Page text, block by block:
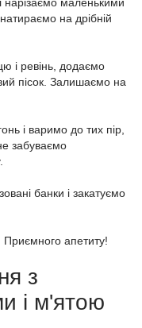
на дрібній
і ревінь, додаємо
пісок. Залишаємо на
і варимо до тих пір,
забуваємо
банки і закатуємо
Приємного апетиту!
з
і м'ятою